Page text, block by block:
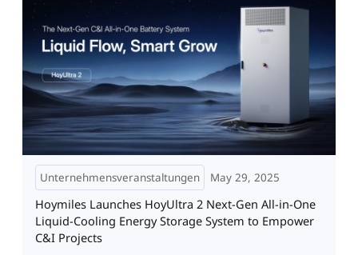
Unternehmensveranstaltungen May 29, 2025
Hoymiles Launches HoyUltra 2 Next-Gen All-in-One
Liquid-Cooling Energy Storage System to Empower
C&I Projects